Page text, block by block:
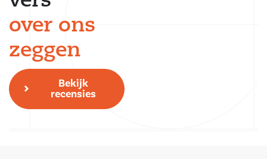
over ons
zeggen
Bekijk
recensies